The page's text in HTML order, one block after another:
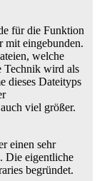
für die Funktion
mit eingebunden.
welche
Technik wird als
dieses Dateityps
viel größer.
einen sehr
Die eigentliche
begründet.